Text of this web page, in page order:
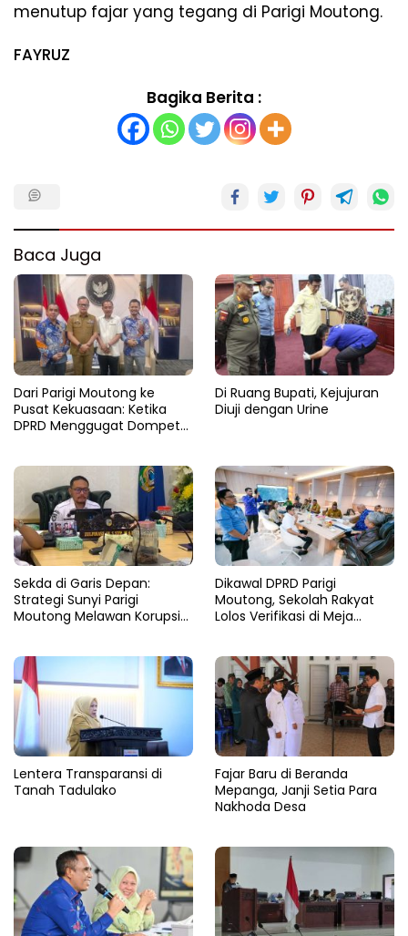
menutup fajar yang tegang di Parigi Moutong.
FAYRUZ
Bagika Berita :
Baca Juga
Dari Parigi Moutong ke
Pusat Kekuasaan: Ketika
DPRD Menggugat Dompet
Di Ruang Bupati, Kejujuran
Diuji dengan Urine
Sekda di Garis Depan:
Strategi Sunyi Parigi
Moutong Melawan Korupsi
Dikawal DPRD Parigi
Moutong, Sekolah Rakyat
Lolos Verifikasi di Meja
Lentera Transparansi di
Tanah Tadulako
Fajar Baru di Beranda
Mepanga, Janji Setia Para
Nakhoda Desa